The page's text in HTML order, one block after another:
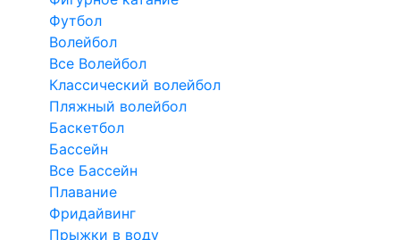
Футбол
Волейбол
Все Волейбол
Классический волейбол
Пляжный волейбол
Баскетбол
Бассейн
Все Бассейн
Плавание
Фридайвинг
Прыжки в воду